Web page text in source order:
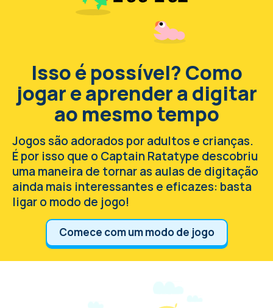
Isso é possível? Como
jogar e aprender a digitar
ao mesmo tempo
Jogos são adorados por adultos e crianças.
É por isso que o Captain Ratatype descobriu
uma maneira de tornar as aulas de digitação
ainda mais interessantes e eficazes: basta
ligar o modo de jogo!
Comece com um modo de jogo